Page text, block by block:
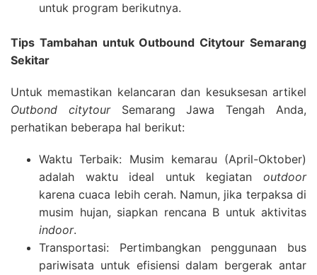
untuk program berikutnya.
Tips Tambahan untuk Outbound Citytour Semarang
Sekitar
Untuk memastikan kelancaran dan kesuksesan artikel
Outbond citytourSemarang Jawa Tengah Anda,
perhatikan beberapa hal berikut:
Waktu Terbaik: Musim kemarau (April-Oktober)
adalah waktu ideal untuk kegiatan outdoor
karena cuaca lebih cerah. Namun, jika terpaksa di
musim hujan, siapkan rencana B untuk aktivitas
indoor.
Transportasi: Pertimbangkan penggunaan bus
pariwisata untuk efisiensi dalam bergerak antar